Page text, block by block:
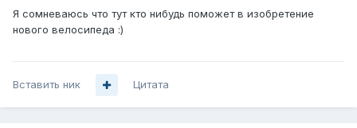
Я сомневаюсь что тут кто нибудь поможет в изобретение
нового велосипеда :)
Вставить ник Цитата